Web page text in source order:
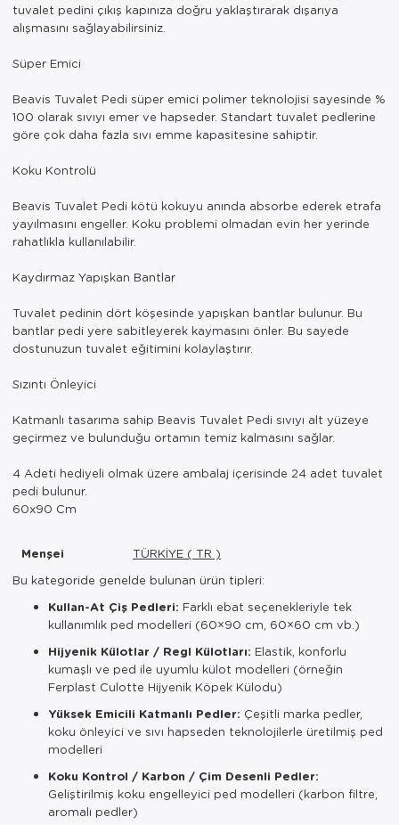
tuvalet pedini çıkış kapınıza doğru yaklaştırarak dışarıya
alışmasını sağlayabilirsiniz.
Süper Emici
Beavis Tuvalet Pedi süper emici polimer teknolojisi sayesinde %
100 olarak sıvıyı emer ve hapseder. Standart tuvalet pedlerine
göre çok daha fazla sıvı emme kapasitesine sahiptir.
Koku Kontrolü
Beavis Tuvalet Pedi kötü kokuyu anında absorbe ederek etrafa
yayılmasını engeller. Koku problemi olmadan evin her yerinde
rahatlıkla kullanılabilir.
Kaydırmaz Yapışkan Bantlar
Tuvalet pedinin dört köşesinde yapışkan bantlar bulunur. Bu
bantlar pedi yere sabitleyerek kaymasını önler. Bu sayede
dostunuzun tuvalet eğitimini kolaylaştırır.
Sızıntı Önleyici
Katmanlı tasarıma sahip Beavis Tuvalet Pedi sıvıyı alt yüzeye
geçirmez ve bulunduğu ortamın temiz kalmasını sağlar.
4 Adeti hediyeli olmak üzere ambalaj içerisinde 24 adet tuvalet
pedi bulunur.
60x90 Cm
Menşei
TÜRKİYE ( TR )
Bu kategoride genelde bulunan ürün tipleri:
Kullan-At Çiş Pedleri: Farklı ebat seçenekleriyle tek
kullanımlık ped modelleri (60×90 cm, 60×60 cm vb.)
Hijyenik Külotlar / Regl Külotları: Elastik, konforlu
kumaşlı ve ped ile uyumlu külot modelleri (örneğin
Ferplast Culotte Hijyenik Köpek Külodu)
Yüksek Emicili Katmanlı Pedler: Çeşitli marka pedler,
koku önleyici ve sıvı hapseden teknolojilerle üretilmiş ped
modelleri
Koku Kontrol / Karbon / Çim Desenli Pedler:
Geliştirilmiş koku engelleyici ped modelleri (karbon filtre,
aromalı pedler)